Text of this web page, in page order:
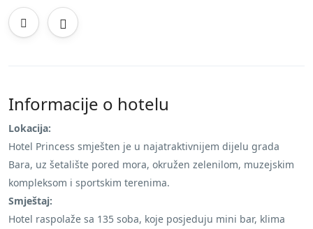
Informacije o hotelu
Lokacija:
Hotel Princess smješten je u najatraktivnijem dijelu grada
Bara, uz šetalište pored mora, okružen zelenilom, muzejskim
kompleksom i sportskim terenima.
Smještaj:
Hotel raspolaže sa 135 soba, koje posjeduju mini bar, klima